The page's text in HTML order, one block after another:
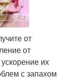
от
от
их
с запахом